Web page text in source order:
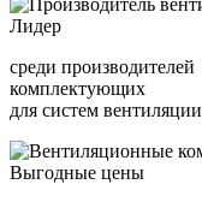
Лидер
среди производителей
комплектующих
для систем вентиляции
Выгодные цены